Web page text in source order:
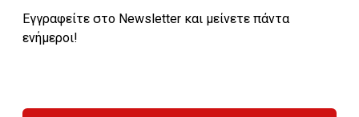
Εγγραφείτε στο Newsletter και μείνετε πάντα
ενήμεροι!